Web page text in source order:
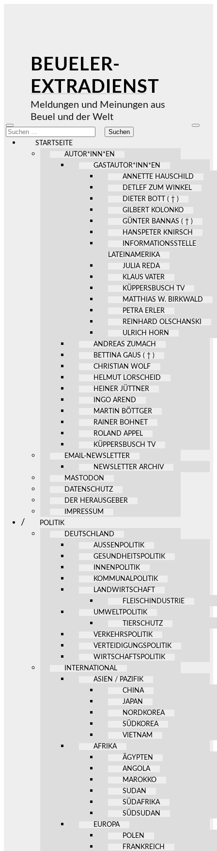
BEUELER-
EXTRADIENST
Meldungen und Meinungen aus
Beuel und der Welt
Mobile-
Menü
ein-/ausblenden
Suchen
nach:
STARTSEITE
AUTOR*INN*EN
GASTAUTOR*INN*EN
ANNETTE HAUSCHILD
DETLEF ZUM WINKEL
DIETER BOTT ( † )
GILBERT KOLONKO
GÜNTER BANNAS ( † )
HANSPETER KNIRSCH
INFORMATIONSSTELLE
LATEINAMERIKA
JULIA REDA
KLAUS VATER
KÜPPERSBUSCH TV
MATTHIAS W. BIRKWALD
PETRA ERLER
REINHARD OLSCHANSKI
ULRICH HORN
ANDREAS ZUMACH
BETTINA GAUS ( † )
CHRISTIAN WOLF
HELMUT LORSCHEID
HEINER JÜTTNER
INGO AREND
MARTIN BÖTTGER
RAINER BOHNET
ROLAND APPEL
KÜPPERSBUSCH TV
EMAIL-NEWSLETTER
NEWSLETTER ARCHIV
MASTODON
DATENSCHUTZ
DER HERAUSGEBER
IMPRESSUM
POLITIK
DEUTSCHLAND
AUSSENPOLITIK
GESUNDHEITSPOLITIK
INNENPOLITIK
KOMMUNALPOLITIK
LANDWIRTSCHAFT
FLEISCHINDUSTRIE
UMWELTPOLITIK
TIERSCHUTZ
VERKEHRSPOLITIK
VERTEIDIGUNGSPOLITIK
WIRTSCHAFTSPOLITIK
INTERNATIONAL
ASIEN / PAZIFIK
CHINA
JAPAN
NORDKOREA
SÜDKOREA
VIETNAM
AFRIKA
ÄGYPTEN
ANGOLA
MAROKKO
SUDAN
SÜDAFRIKA
SÜDSUDAN
EUROPA
POLEN
FRANKREICH